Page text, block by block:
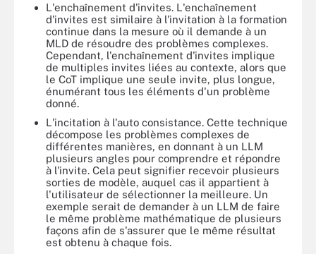
L'enchaînement d'invites. L'enchaînement
d'invites est similaire à l'invitation à la formation
continue dans la mesure où il demande à un
MLD de résoudre des problèmes complexes.
Cependant, l'enchaînement d'invites implique
de multiples invites liées au contexte, alors que
le CoT implique une seule invite, plus longue,
énumérant tous les éléments d'un problème
donné.
L'incitation à l'auto consistance. Cette technique
décompose les problèmes complexes de
différentes manières, en donnant à un LLM
plusieurs angles pour comprendre et répondre
à l'invite. Cela peut signifier recevoir plusieurs
sorties de modèle, auquel cas il appartient à
l'utilisateur de sélectionner la meilleure. Un
exemple serait de demander à un LLM de faire
le même problème mathématique de plusieurs
façons afin de s'assurer que le même résultat
est obtenu à chaque fois.